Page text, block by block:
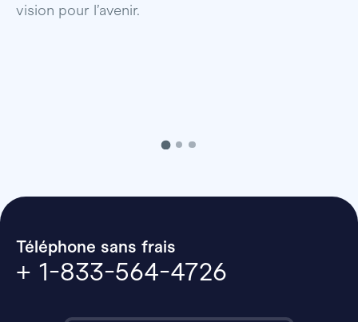
vision pour l’avenir.
Téléphone sans frais
+ 1-833-564-4726